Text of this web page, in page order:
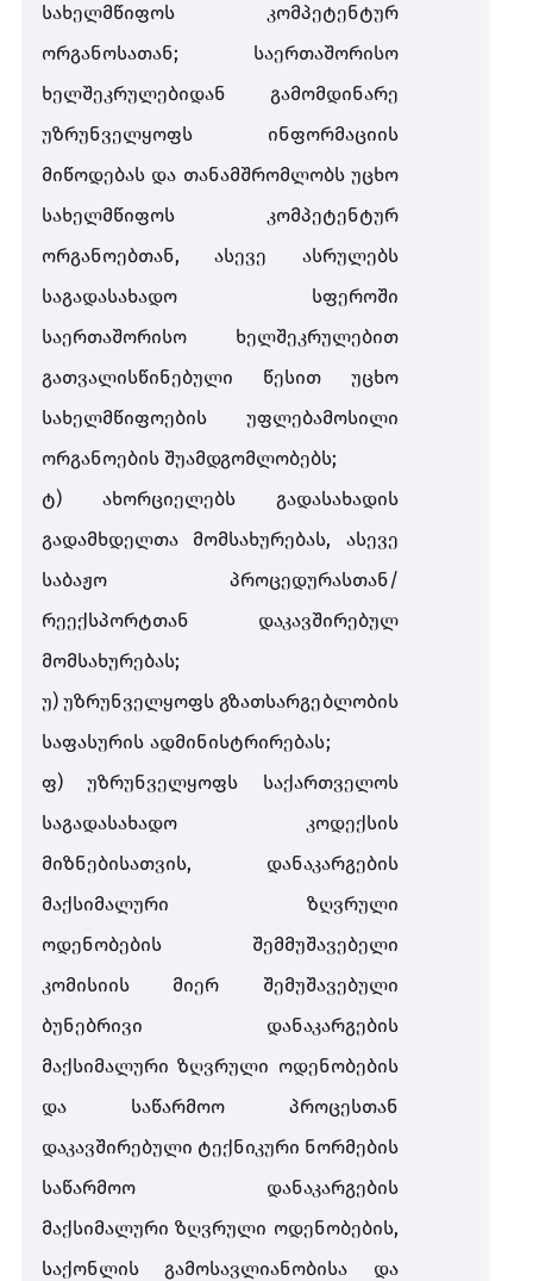
სახელმწიფოს
კომპეტენტურ
ორგანოსათან; საერთაშორისო
ხელშეკრულებიდან
გამომდინარე
უზრუნველყოფს
ინფორმაციის
მიწოდებას და თანამშრომლობს უცხო
სახელმწიფოს
კომპეტენტურ
ორგანოებთან,ასევე
ასრულებს
საგადასახადო
სფეროში
საერთაშორისო
ხელშეკრულებით
გათვალისწინებული
წესით
უცხო
სახელმწიფოების
უფლებამოსილი
ორგანოების შუამდგომლობებს;
ტ) ახორციელებს
გადასახადის
გადამხდელთა
მომსახურებას, ასევე
საბაჟო
პროცედურასთან/
რეექსპორტთან
დაკავშირებულ
მომსახურებას;
უ) უზრუნველყოფს გზათსარგებლობის
საფასურის ადმინისტრირებას;
ფ)უზრუნველყოფს
საქართველოს
საგადასახადო
კოდექსის
მიზნებისათვის, დანაკარგების
მაქსიმალური
ზღვრული
ოდენობების
შემმუშავებელი
კომისიის
მიერ
შემუშავებული
ბუნებრივი
დანაკარგების
მაქსიმალური ზღვრული ოდენობების
და
საწარმოო
პროცესთან
დაკავშირებული ტექნიკური ნორმების
საწარმოო
დანაკარგების
მაქსიმალური ზღვრული ოდენობების,
საქონლის
გამოსავლიანობისა
და